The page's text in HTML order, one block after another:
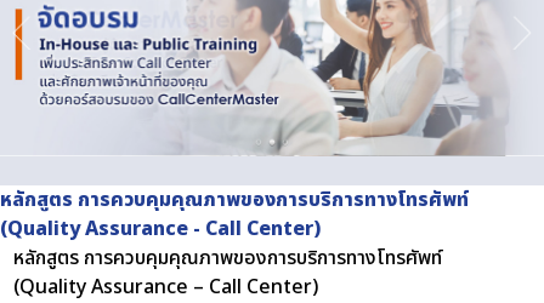
หลักสูตร การควบคุมคุณภาพของการบริการทางโทรศัพท์
(Quality Assurance - Call Center)
หลักสูตร การควบคุมคุณภาพของการบริการทางโทรศัพท์
(Quality Assurance – Call Center)